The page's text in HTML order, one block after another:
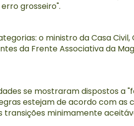
grosseiro".
o ministro da Casa Civil,
da Frente Associativa da
se mostraram dispostos a
estejam de acordo com as
minimamente